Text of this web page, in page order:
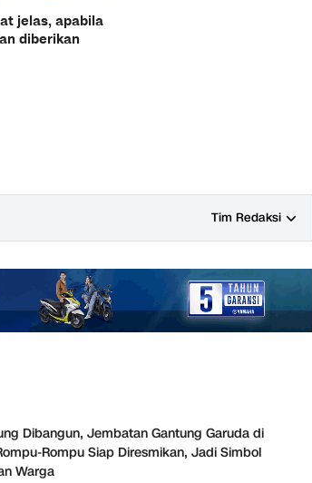
jelas, apabila
diberikan
Tim Redaksi
Dibangun, Jembatan Gantung Garuda di
Rompu Siap Diresmikan, Jadi Simbol
Warga